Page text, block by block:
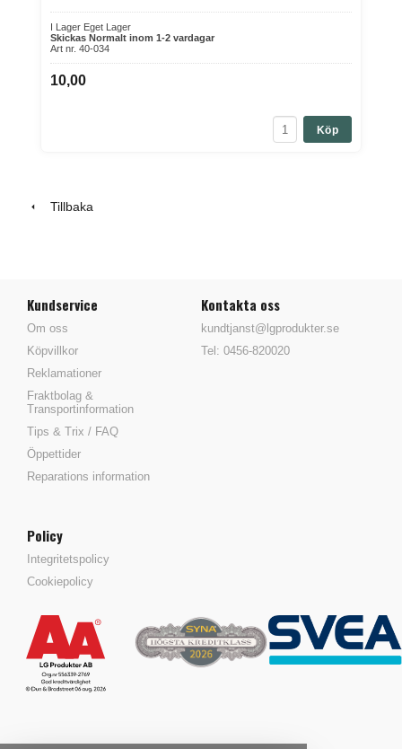
I Lager Eget Lager
Skickas Normalt inom 1-2 vardagar
Art nr. 40-034
10,00
Köp
Tillbaka
Kundservice
Om oss
Köpvillkor
Reklamationer
Fraktbolag &
Transportinformation
Tips & Trix / FAQ
Öppettider
Reparations information
Kontakta oss
kundtjanst@lgprodukter.se
Tel: 0456-820020
Policy
Integritetspolicy
Cookiepolicy